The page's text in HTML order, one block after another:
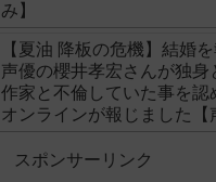
み】
【夏油 降板の危機】結婚
声優の櫻井孝宏さんが独身
作家と不倫していた事を認
オンラインが報じました【
スポンサーリンク